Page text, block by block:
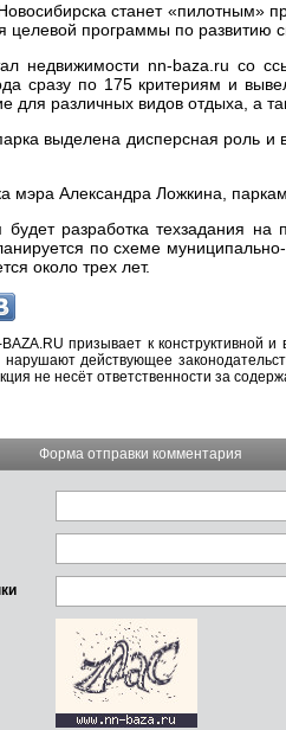
станет «пилотным»
целевой программы по развитию
недвижимости nn-baza.ru со
сразу по 175 критериям и
для различных видов отдыха, а
выделена дисперсная роль
мэра Александра Ложкина,
разработка техзадания на
по схеме
около трех лет.
призывает к конструктивной
действующее
не несёт ответственности за
Форма отправки комментария